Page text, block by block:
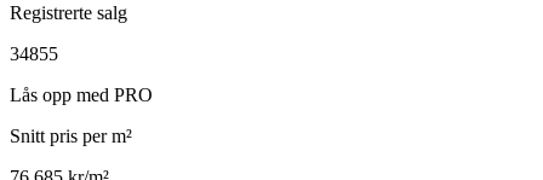
Registrerte salg
34855
Lås opp med PRO
Snitt pris per m²